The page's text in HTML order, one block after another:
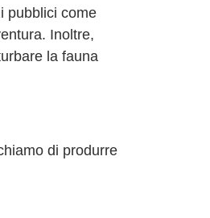
pubblici come
Inoltre,
la fauna
di produrre